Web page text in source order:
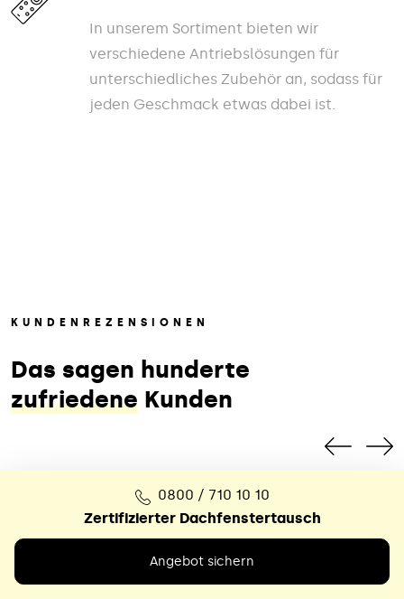
In unserem Sortiment bieten wir
verschiedene Antriebslösungen für
unterschiedliches Zubehör an, sodass für
jeden Geschmack etwas dabei ist.
KUNDENREZENSIONEN
Das sagen hunderte
zufriedene Kunden
Das war ein echter Glücksfall
0800 / 710 10 10
Zertifizierter Dachfenstertausch
Angebot sichern